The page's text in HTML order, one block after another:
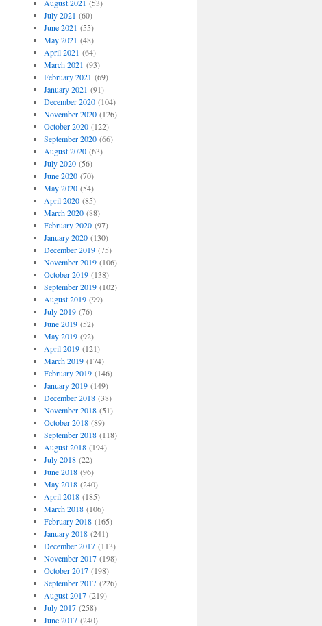
August 2021 (53)
July 2021 (60)
June 2021 (55)
May 2021 (48)
April 2021 (64)
March 2021 (93)
February 2021 (69)
January 2021 (91)
December 2020(104)
November 2020(126)
October 2020(122)
September 2020(66)
August 2020(63)
July 2020(56)
June 2020(70)
May 2020(54)
April 2020(85)
March 2020(88)
February 2020(97)
January 2020(130)
December 2019(75)
November 2019(106)
October 2019(138)
September 2019(102)
August 2019(99)
July 2019(76)
June 2019(52)
May 2019(92)
April 2019(121)
March 2019(174)
February 2019(146)
January 2019(149)
December 2018(38)
November 2018(51)
October 2018(89)
September 2018(118)
August 2018(194)
July 2018(22)
June 2018(96)
May 2018(240)
April 2018(185)
March 2018(106)
February 2018(165)
January 2018(241)
December 2017(113)
November 2017(198)
October 2017(198)
September 2017(226)
August 2017(219)
July 2017(258)
June 2017(240)